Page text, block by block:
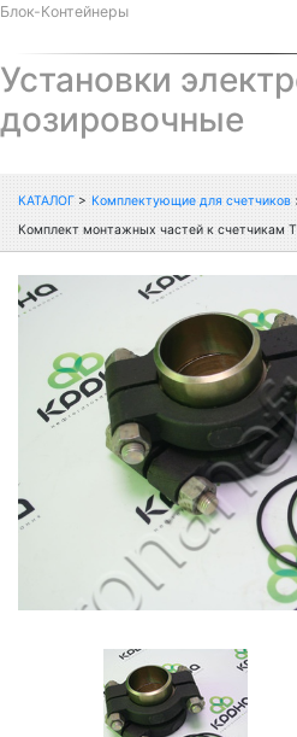
Блок-Контейнеры
Установки
дозировочные
КАТАЛОГ > Комплектующие для счетчиков
Комплект монтажных частей к счетчикам